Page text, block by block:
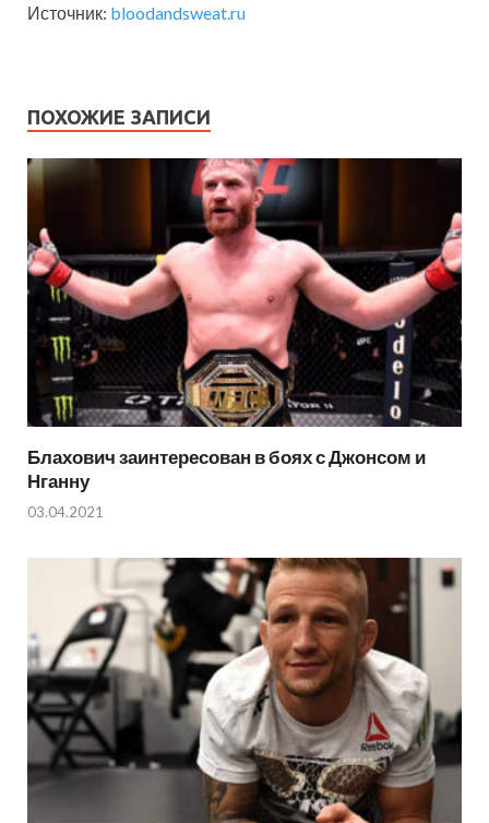
Источник: bloodandsweat.ru
ПОХОЖИЕ ЗАПИСИ
Блахович заинтересован в боях с Джонсом и
Нганну
03.04.2021